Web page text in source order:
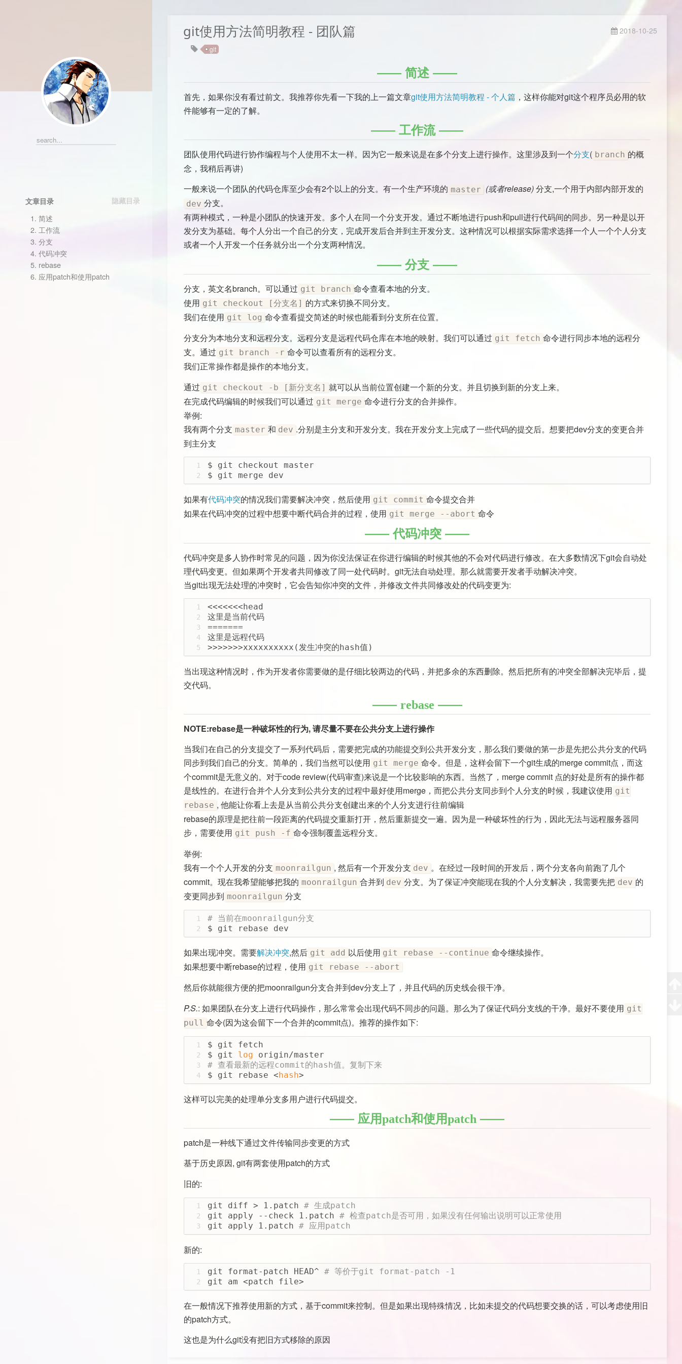
2018-10-25
git使用方法简明教程 - 团队篇
git
简述
首先，如果你没有看过前文。我推荐你先看一下我的上一篇文章git使用方法简明教程 - 个人篇 ，这样你能对git这个程序员必用的软
件能够有一定的了解。
工作流
团队使用代码进行协作编程与个人使用不太一样。因为它一般来说是在多个分支上进行操作。这里涉及到一个分支( branch 的概
念，我稍后再讲)
一般来说一个团队的代码仓库至少会有2个以上的分支。有一个生产环境的 master (或者release)分支,一个用于内部内部开发的
dev 分支。
有两种模式，一种是小团队的快速开发。多个人在同一个分支开发。通过不断地进行push和pull进行代码间的同步。另一种是以开
发分支为基础。每个人分出一个自己的分支，完成开发后合并到主开发分支。这种情况可以根据实际需求选择一个人一个个人分支
或者一个人开发一个任务就分出一个分支两种情况。
分支
分支，英文名branch。可以通过 git branch 命令查看本地的分支。
使用 git checkout [分支名] 的方式来切换不同分支。
我们在使用 git log 命令查看提交简述的时候也能看到分支所在位置。
分支分为本地分支和远程分支。远程分支是远程代码仓库在本地的映射。我们可以通过 git fetch 命令进行同步本地的远程分
支。通过 git branch -r 命令可以查看所有的远程分支。
我们正常操作都是操作的本地分支。
通过 git checkout -b [新分支名] 就可以从当前位置创建一个新的分支。并且切换到新的分支上来。
在完成代码编辑的时候我们可以通过 git merge 命令进行分支的合并操作。
举例:
我有两个分支 master 和 dev .分别是主分支和开发分支。我在开发分支上完成了一些代码的提交后。想要把dev分支的变更合并
到主分支
1
2
$ git checkout master
$ git merge dev
如果有代码冲突的情况我们需要解决冲突，然后使用 git commit 命令提交合并
如果在代码冲突的过程中想要中断代码合并的过程，使用 git merge --abort 命令
代码冲突
代码冲突是多人协作时常见的问题，因为你没法保证在你进行编辑的时候其他的不会对代码进行修改。在大多数情况下git会自动处
理代码变更。但如果两个开发者共同修改了同一处代码时。git无法自动处理。那么就需要开发者手动解决冲突。
当git出现无法处理的冲突时，它会告知你冲突的文件，并修改文件共同修改处的代码变更为:
1
2
3
4
5
<<<<<<<head
这里是当前代码
=======
这里是远程代码
>>>>>>>xxxxxxxxxx(发生冲突的hash值)
当出现这种情况时，作为开发者你需要做的是仔细比较两边的代码，并把多余的东西删除。然后把所有的冲突全部解决完毕后，提
交代码。
rebase
NOTE:rebase是一种破坏性的行为, 请尽量不要在公共分支上进行操作
当我们在自己的分支提交了一系列代码后，需要把完成的功能提交到公共开发分支，那么我们要做的第一步是先把公共分支的代码
同步到我们自己的分支。简单的，我们当然可以使用 git merge 命令。但是，这样会留下一个git生成的merge commit点，而这
个commit是无意义的。对于code review(代码审查)来说是一个比较影响的东西。当然了，merge commit 点的好处是所有的操作都
是线性的。在进行合并个人分支到公共分支的过程中最好使用merge，而把公共分支同步到个人分支的时候，我建议使用 git
rebase , 他能让你看上去是从当前公共分支创建出来的个人分支进行往前编辑
rebase的原理是把往前一段距离的代码提交重新打开，然后重新提交一遍。因为是一种破坏性的行为，因此无法与远程服务器同
步，需要使用 git push -f 命令强制覆盖远程分支。
举例:
我有一个个人开发的分支 moonrailgun , 然后有一个开发分支 dev 。在经过一段时间的开发后，两个分支各向前跑了几个
commit。现在我希望能够把我的 moonrailgun 合并到 dev 分支。为了保证冲突能现在我的个人分支解决，我需要先把 dev 的
变更同步到 moonrailgun 分支
1
2
# 当前在moonrailgun分支
$ git rebase dev
如果出现冲突。需要解决冲突,然后 git add 以后使用 git rebase --continue 命令继续操作。
如果想要中断rebase的过程，使用 git rebase --abort
然后你就能很方便的把moonrailgun分支合并到dev分支上了，并且代码的历史线会很干净。
P.S.: 如果团队在分支上进行代码操作，那么常常会出现代码不同步的问题。那么为了保证代码分支线的干净。最好不要使用 git
pull 命令(因为这会留下一个合并的commit点)。推荐的操作如下:
1
2
3
4
$ git fetch
$ git log origin/master
# 查看最新的远程commit的hash值。复制下来
$ git rebase <hash>
这样可以完美的处理单分支多用户进行代码提交。
应用patch和使用patch
patch是一种线下通过文件传输同步变更的方式
基于历史原因, git有两套使用patch的方式
旧的:
1
2
3
git diff > 1.patch # 生成patch
git apply --check 1.patch # 检查patch是否可用，如果没有任何输出说明可以正常使用
git apply 1.patch # 应用patch
新的:
1
2
git format-patch HEAD^ # 等价于git format-patch -1
git am <patch file>
在一般情况下推荐使用新的方式，基于commit来控制。但是如果出现特殊情况，比如未提交的代码想要交换的话，可以考虑使用旧
的patch方式。
这也是为什么git没有把旧方式移除的原因
文章目录
1. 简述
2. 工作流
3. 分支
4. 代码冲突
5. rebase
6. 应用patch和使用patch